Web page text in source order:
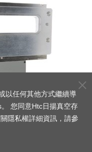
以任何其他方式繼續導
您同意Htc日揚真空存
隱私權詳細資訊，請參